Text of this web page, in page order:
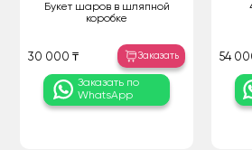
Букет шаров в шляпной
коробке
30 000 ₸ Заказать
Заказать по
WhatsApp
54